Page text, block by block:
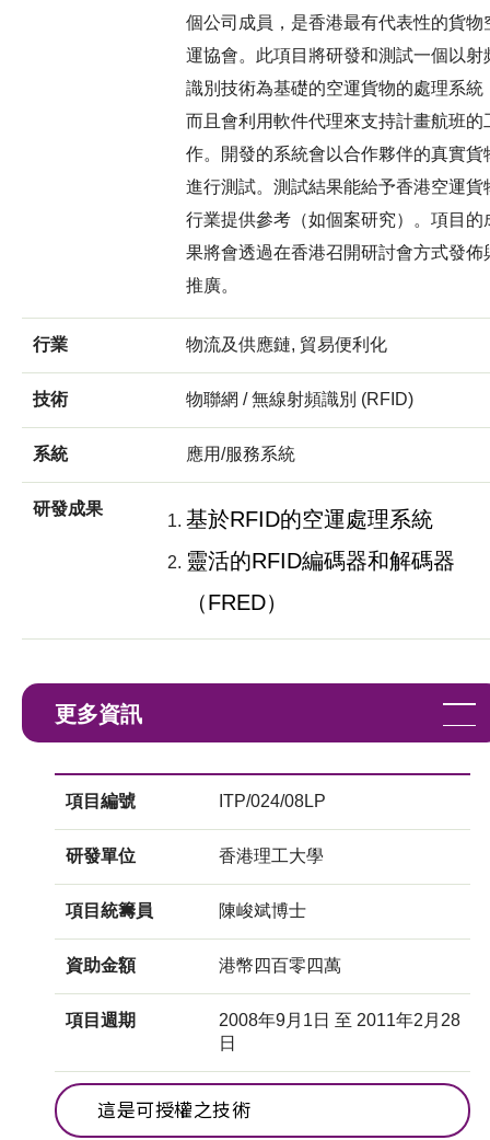
個公司成員，是香港最有代表性的貨物
運協會。此項目將研發和測試一個以射
識別技術為基礎的空運貨物的處理系統
而且會利用軟件代理來支持計畫航班的
作。開發的系統會以合作夥伴的真實貨
進行測試。測試結果能給予香港空運貨
行業提供參考（如個案研究）。項目的
果將會透過在香港召開研討會方式發佈
推廣。
行業 物流及供應鏈, 貿易便利化
技術 物聯網 / 無線射頻識別 (RFID)
系統 應用/服務系統
研發成果
基於RFID的空運處理系統
靈活的RFID編碼器和解碼器
（FRED）
更多資訊
項目編號 ITP/024/08LP
研發單位 香港理工大學
項目統籌員 陳峻斌博士
資助金額 港幣四百零四萬
項目週期
2008年9月1日 至 2011年2月28
日
這是可授權之技術